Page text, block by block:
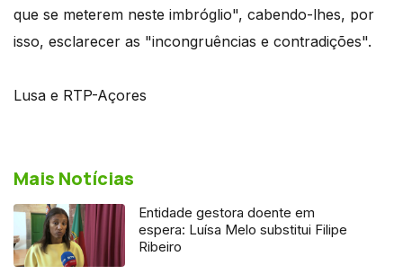
que se meterem neste imbróglio", cabendo-lhes, por
isso, esclarecer as "incongruências e contradições".
Lusa e RTP-Açores
Mais Notícias
Entidade gestora doente em
espera: Luísa Melo substitui Filipe
Ribeiro